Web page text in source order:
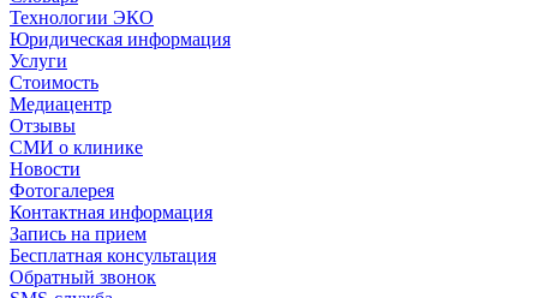
Технологии ЭКО
Юридическая информация
Услуги
Стоимость
Медиацентр
Отзывы
СМИ о клинике
Новости
Фотогалерея
Контактная информация
Запись на прием
Бесплатная консультация
Обратный звонок